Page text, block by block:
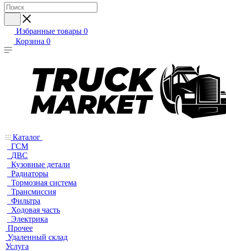
Избранные товары 0
Корзина 0
Каталог
ГСМ
ДВС
Кузовные детали
Радиаторы
Тормозная система
Трансмиссия
Фильтра
Ходовая часть
Электрика
Прочее
Удаленный склад
Услуга